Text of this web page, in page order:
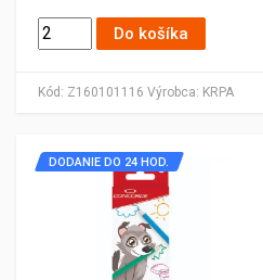
Kód: Z160101116 Výrobca: KRPA
Do košíka
DODANIE DO 24 HOD.